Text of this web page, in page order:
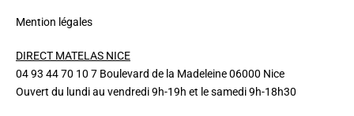
Mention légales
DIRECT MATELAS NICE
04 93 44 70 10 7 Boulevard de la Madeleine 06000 Nice
Ouvert du lundi au vendredi 9h-19h et le samedi 9h-18h30